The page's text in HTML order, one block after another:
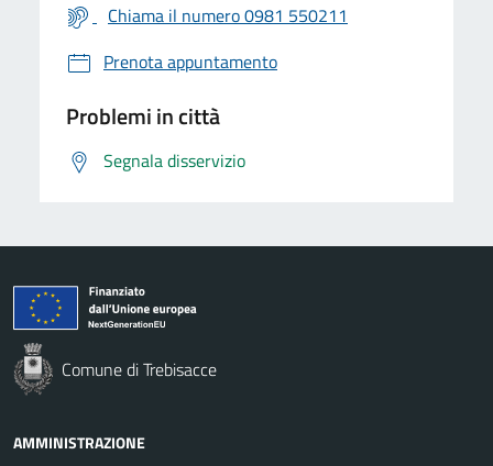
Chiama il numero 0981 550211
Prenota appuntamento
Problemi in città
Segnala disservizio
Comune di Trebisacce
AMMINISTRAZIONE